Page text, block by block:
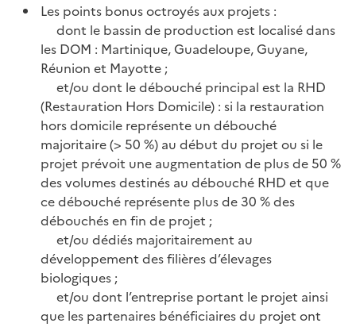
Les points bonus octroyés aux projets :
dont le bassin de production est localisé dans
les DOM : Martinique, Guadeloupe, Guyane,
Réunion et Mayotte ;
et/ou dont le débouché principal est la RHD
(Restauration Hors Domicile) : si la restauration
hors domicile représente un débouché
majoritaire (> 50 %) au début du projet ou si le
projet prévoit une augmentation de plus de 50 %
des volumes destinés au débouché RHD et que
ce débouché représente plus de 30 % des
débouchés en fin de projet ;
et/ou dédiés majoritairement au
développement des filières d’élevages
biologiques ;
et/ou dont l’entreprise portant le projet ainsi
que les partenaires bénéficiaires du projet ont